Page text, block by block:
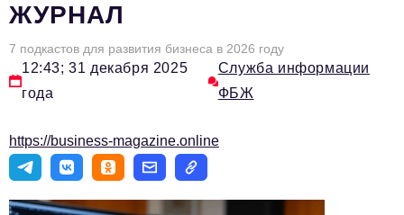
Персона номера
Инфраструктура развития
Технологии и тренды
Импортозамещение
ЖУРНАЛ
7 подкастов для развития бизнеса в 2026 году
12:43; 31 декабря 2025
года
Служба информации
ФБЖ
https://business-magazine.online